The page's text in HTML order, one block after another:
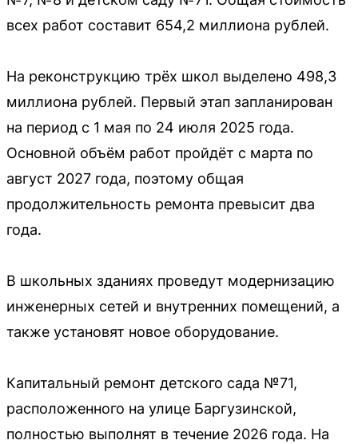
всех работ составит 654,2 миллиона рублей.
На реконструкцию трёх школ выделено 498,3
миллиона рублей. Первый этап запланирован
на период с 1 мая по 24 июля 2025 года.
Основной объём работ пройдёт с марта по
август 2027 года, поэтому общая
продолжительность ремонта превысит два
года.
В школьных зданиях проведут модернизацию
инженерных сетей и внутренних помещений, а
также установят новое оборудование.
Капитальный ремонт детского сада №71,
расположенного на улице Баргузинской,
полностью выполнят в течение 2026 года. На